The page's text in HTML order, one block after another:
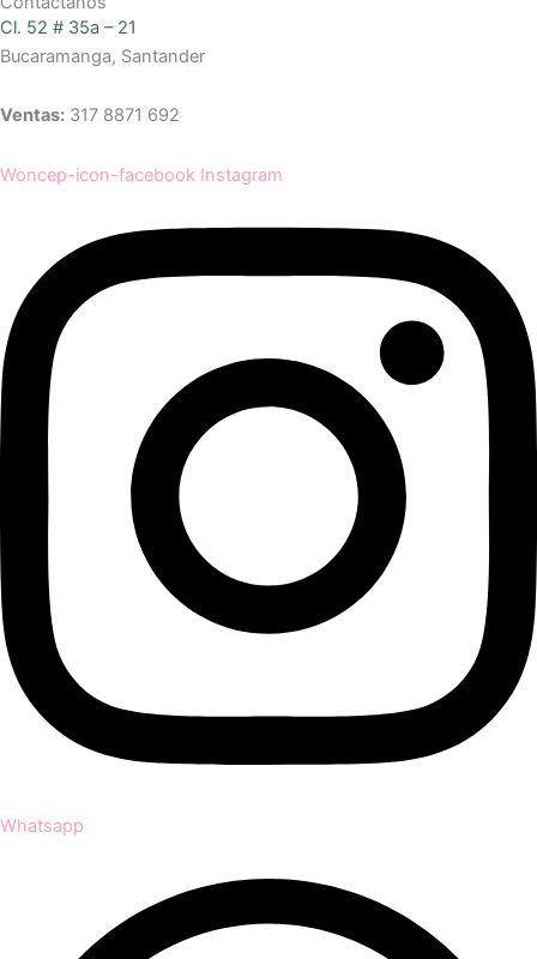
Cl. 52 # 35a – 21
Bucaramanga, Santander
Ventas: 317 8871 692
Woncep-icon-facebook Instagram
Whatsapp